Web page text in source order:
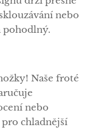
nebo
pohodlný.
Naše froté
nebo
chladnější